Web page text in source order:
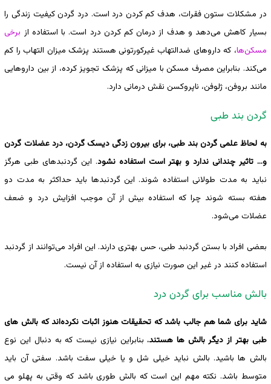
در مشکلات ستون فقرات، هدف کم کردن درد است. درد گردن کیفیت زندگی را
بسیار کاهش می‌دهد و هدف از درمان کم کردن درد است. با استفاده از برخی
مسکن‌ها، که داروهای ضدالتهاب غیرکورتونی هستند پزشک میزان التهاب را کم
می‌کند. بنابراین مصرف مسکن با میزانی که پزشک تجویز کرده، از بین داروهایی
مانند بروفن، ژلوفن، ناپروکسن نقش درمانی دارد.
گردن بند طبی
به لحاظ علمی گردن بند طبی، برای بیرون زدگی دیسک گردن، درد عضلات گردن
و… تاثیر چندانی ندارد و بهتر است استفاده نشود. این گردنبدهای طبی هرگز
نباید به مدت طولانی استفاده شوند. این گردنبدها باید حداکثر به مدت دو
هفته بسته شوند چرا که استفاده بیش از آن موجب افزایش درد و ضعف
عضلات می‌شود.
بعضی افراد با بستن گردنبد طبی، حس بهتری دارند. این افراد می‌توانند از گردنبد
استفاده کنند در غیر این صورت نیازی به استفاده از آن نیست.
بالش مناسب برای گردن درد
شاید برای شما هم جالب باشد که تحقیقات هنوز اثبات نکرده‌اند که بالش های
طبی بهتر از دیگر بالش ها هستند.بنابراین نیازی نیست که به دنبال این نوع
بالش ها باشید. بالش نباید خیلی شل و یا خیلی سفت باشد. سفتی آن باید
متوسط باشد. نکته مهم این است که بالش طوری باشد که وقتی به پهلو می